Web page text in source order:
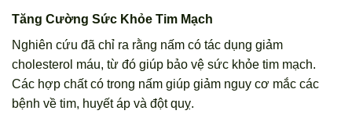
Tăng Cường Sức Khỏe Tim Mạch
Nghiên cứu đã chỉ ra rằng nấm có tác dụng giảm
cholesterol máu, từ đó giúp bảo vệ sức khỏe tim mạch.
Các hợp chất có trong nấm giúp giảm nguy cơ mắc các
bệnh về tim, huyết áp và đột quỵ.